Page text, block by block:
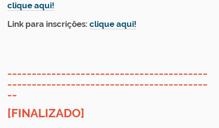
clique aqui!
Link para inscrições: clique aqui!
_________________________________________
_________________________________________
__
[FINALIZADO]